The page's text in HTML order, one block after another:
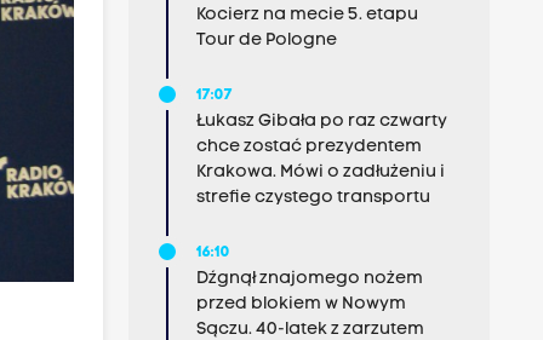
Kocierz na mecie 5. etapu
Tour de Pologne
17:07
Łukasz Gibała po raz czwarty
chce zostać prezydentem
Krakowa. Mówi o zadłużeniu i
strefie czystego transportu
16:10
Dźgnął znajomego nożem
przed blokiem w Nowym
Sączu. 40-latek z zarzutem